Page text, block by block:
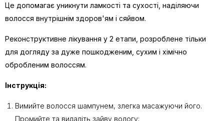
Це допомагає уникнути ламкості та сухості, наділяючи
волосся внутрішнім здоров'ям і сяйвом.
Реконструктивне лікування у 2 етапи, розроблене тільки
для догляду за дуже пошкодженим, сухим і хімічно
обробленим волоссям.
Інструкція:
Вимийте волосся шампунем, злегка масажуючи його.
Промийте та видаліть зайву вологу;